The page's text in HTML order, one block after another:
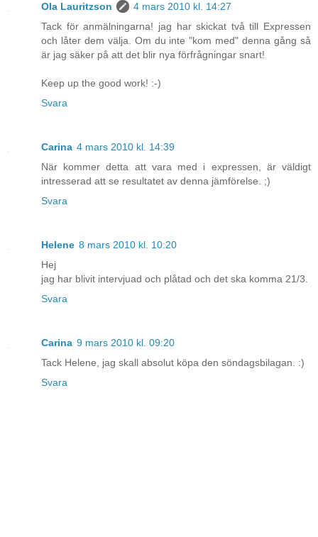
Ola Lauritzson
4 mars 2010 kl. 14:27
Tack för anmälningarna! jag har skickat två till Expressen
och låter dem välja. Om du inte "kom med" denna gång så
är jag säker på att det blir nya förfrågningar snart!
Keep up the good work! :-)
Svara
Carina 4 mars 2010 kl. 14:39
När kommer detta att vara med i expressen, är väldigt
intresserad att se resultatet av denna jämförelse. ;)
Svara
Helene 8 mars 2010 kl. 10:20
Hej
jag har blivit intervjuad och plåtad och det ska komma 21/3.
Svara
Carina 9 mars 2010 kl. 09:20
Tack Helene, jag skall absolut köpa den söndagsbilagan. :)
Svara